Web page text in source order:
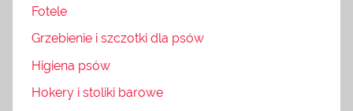
Fotele
Grzebienie i szczotki dla psów
Higiena psów
Hokery i stoliki barowe